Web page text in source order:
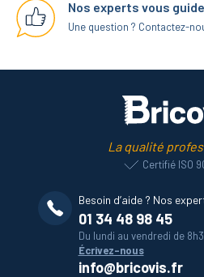
Nos experts vous
Une question ? Contactez-
La qualité
Certifié ISO
Besoin d’aide ? Nos
01 34 48 98 45
Du lundi au vendredi de
Écrivez-nous
info@bricovis.fr